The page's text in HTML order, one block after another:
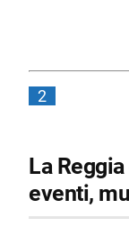
2
La
eventi,